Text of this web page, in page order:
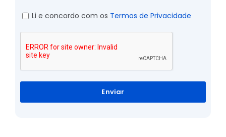
Li e concordo com os Termos de Privacidade
Enviar